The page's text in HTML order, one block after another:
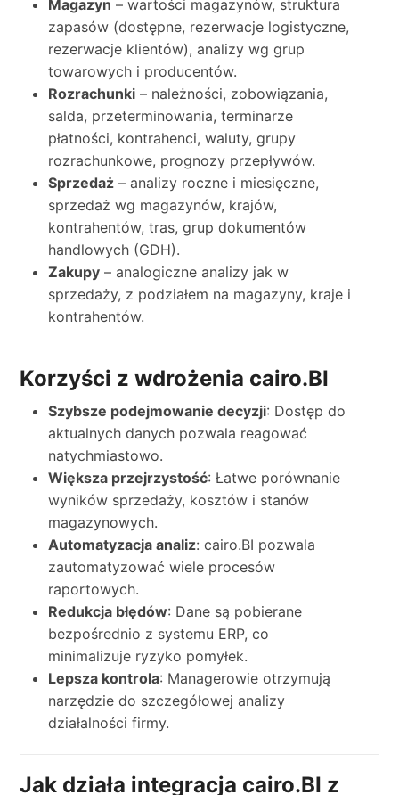
Magazyn – wartości magazynów, struktura
zapasów (dostępne, rezerwacje logistyczne,
rezerwacje klientów), analizy wg grup
towarowych i producentów.
Rozrachunki – należności, zobowiązania,
salda, przeterminowania, terminarze
płatności, kontrahenci, waluty, grupy
rozrachunkowe, prognozy przepływów.
Sprzedaż – analizy roczne i miesięczne,
sprzedaż wg magazynów, krajów,
kontrahentów, tras, grup dokumentów
handlowych (GDH).
Zakupy – analogiczne analizy jak w
sprzedaży, z podziałem na magazyny, kraje i
kontrahentów.
Korzyści z wdrożenia cairo.BI
Szybsze podejmowanie decyzji: Dostęp do
aktualnych danych pozwala reagować
natychmiastowo.
Większa przejrzystość: Łatwe porównanie
wyników sprzedaży, kosztów i stanów
magazynowych.
Automatyzacja analiz: cairo.BI pozwala
zautomatyzować wiele procesów
raportowych.
Redukcja błędów: Dane są pobierane
bezpośrednio z systemu ERP, co
minimalizuje ryzyko pomyłek.
Lepsza kontrola: Managerowie otrzymują
narzędzie do szczegółowej analizy
działalności firmy.
Jak działa integracja cairo.BI z